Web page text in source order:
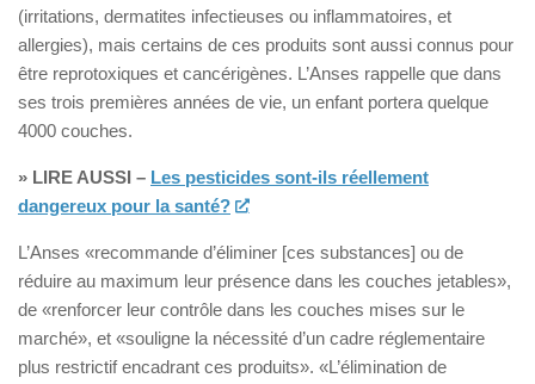
(irritations, dermatites infectieuses ou inflammatoires, et
allergies), mais certains de ces produits sont aussi connus pour
être reprotoxiques et cancérigènes. L’Anses rappelle que dans
ses trois premières années de vie, un enfant portera quelque
4000 couches.
» LIRE AUSSI – Les pesticides sont-ils réellement
dangereux pour la santé?
L’Anses «recommande d’éliminer [ces substances] ou de
réduire au maximum leur présence dans les couches jetables»,
de «renforcer leur contrôle dans les couches mises sur le
marché», et «souligne la nécessité d’un cadre réglementaire
plus restrictif encadrant ces produits». «L’élimination de